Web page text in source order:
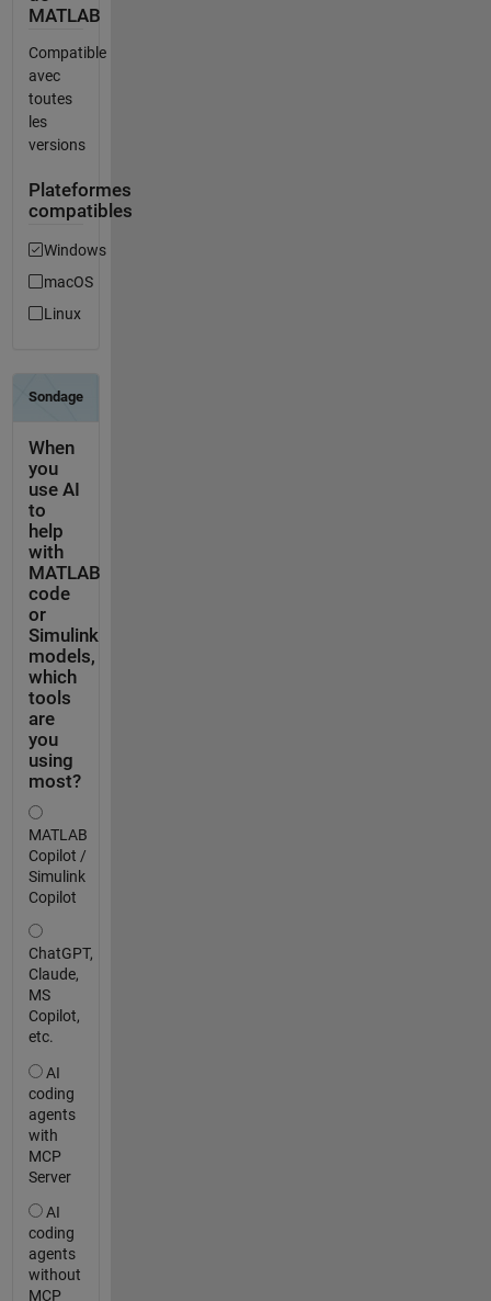
MATLAB
Compatible
avec
toutes
les
versions
Plateformes
compatibles
Windows
macOS
Linux